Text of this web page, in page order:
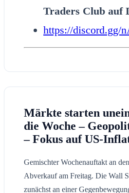
Traders Club auf
https://discord.gg/
Märkte starten
die Woche –
– Fokus auf US-
Gemischter Wochenauftakt an
Abverkauf am Freitag. Die Wall
zunächst an einer